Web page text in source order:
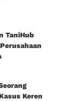
TaniHub
Keren